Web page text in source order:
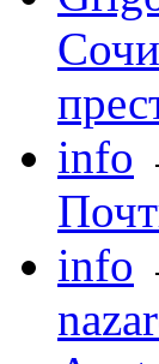
info
info